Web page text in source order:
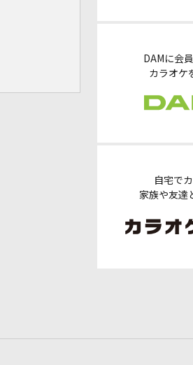
DAMに会
カラオケ
自宅で
家族や友達